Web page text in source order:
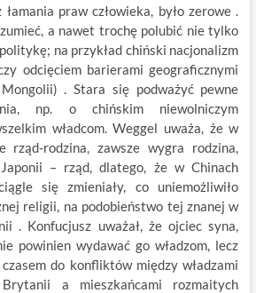
praw człowieka, było zerowe .
a nawet trochę polubić nie tylko
na przykład chiński nacjonalizm
odcięciem barierami geograficznymi
. Stara się podważyć pewne
np. o chińskim niewolniczym
władcom. Weggel uważa, że w
rząd-rodzina, zawsze wygra rodzina,
– rząd, dlatego, że w Chinach
się zmieniały, co uniemożliwiło
religii, na podobieństwo tej znanej w
. Konfucjusz uważał, że ojciec syna,
powinien wydawać go władzom, lecz
do konfliktów między władzami
a mieszkańcami rozmaitych